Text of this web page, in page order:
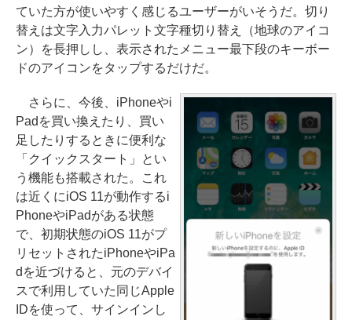
ていた方が使いやすく感じるユーザーがいそうだ。切り
替えは文字入力パレット文字種切り替え（地球のアイコ
ン）を長押しし、表示されたメニュー最下段のキーボー
ドのアイコンをタップするだけだ。
さらに、今後、iPhoneやi
Padを買い換えたり、買い
足したりするときに便利な
「クイックスタート」とい
う機能も搭載された。これ
は近くにiOS 11が動作するi
PhoneやiPadがある状態
で、初期状態のiOS 11がプ
リセットされたiPhoneやiPa
dを近づけると、元のデバイ
スで利用していた同じApple
IDを使って、サインインし